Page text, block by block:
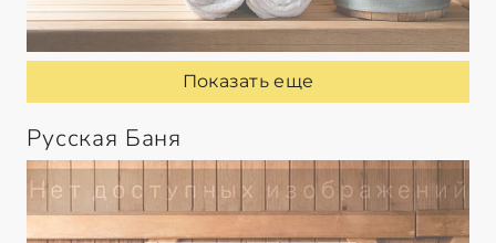
Показать еще
Русская Баня